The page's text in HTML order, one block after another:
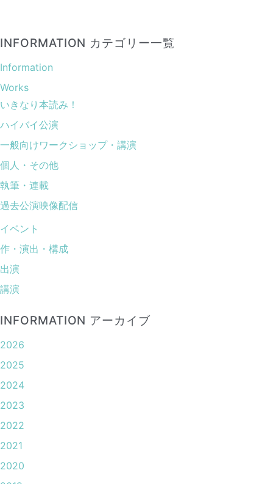
INFORMATION カテゴリー一覧
Information
Works
いきなり本読み！
ハイバイ公演
一般向けワークショップ・講演
個人・その他
執筆・連載
過去公演映像配信
イベント
作・演出・構成
出演
講演
INFORMATION アーカイブ
2026
2025
2024
2023
2022
2021
2020